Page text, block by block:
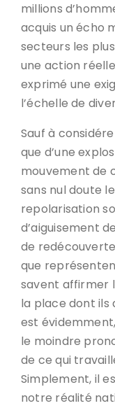
millions
acquis un écho
secteurs les
une action
exprimé une
l’échelle de
Sauf à
que d’une
mouvement de
sans nul doute
repolarisation
d’aiguisement
de
que
savent affirmer
la place dont ils
est
le moindre
de ce qui
Simplement, il
notre réalité